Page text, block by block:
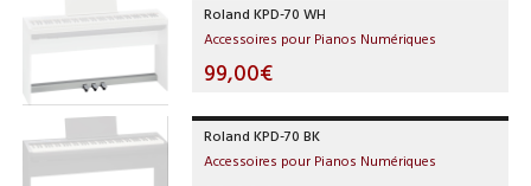
Roland KPD-70 WH
Accessoires pour Pianos Numériques
99,00€
Roland KPD-70 BK
Accessoires pour Pianos Numériques